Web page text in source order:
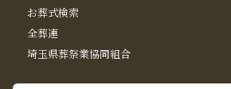
お葬式検索
全葬連
埼玉県葬祭業協同組合